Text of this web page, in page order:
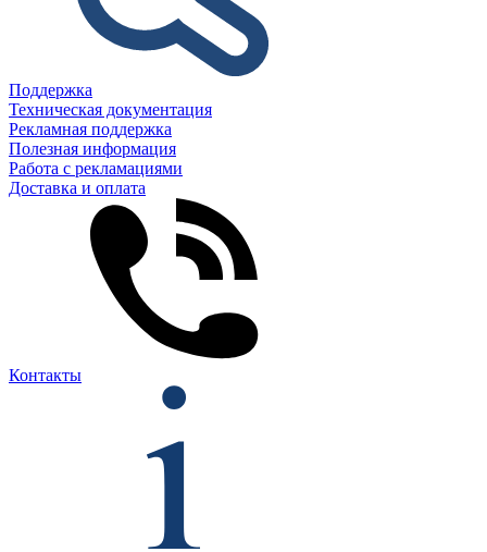
Поддержка
Техническая документация
Рекламная поддержка
Полезная информация
Работа с рекламациями
Доставка и оплата
Контакты